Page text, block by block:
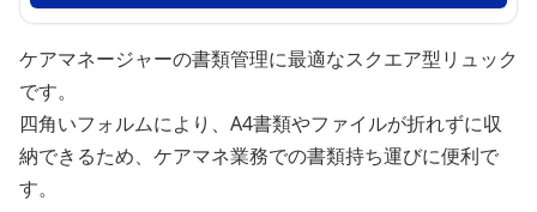
ケアマネージャーの書類管理に最適なスクエア型リュック
です。
四角いフォルムにより、A4書類やファイルが折れずに収
納できるため、ケアマネ業務での書類持ち運びに便利で
す。